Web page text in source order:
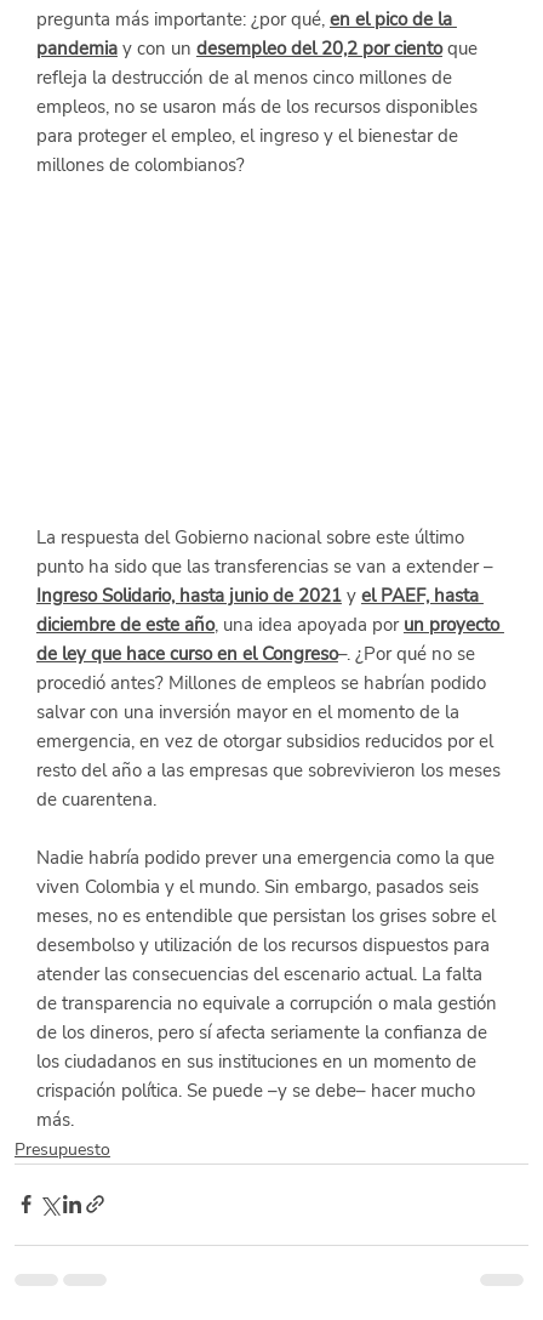
pregunta más importante: ¿por qué, en el pico de la
pandemia y con un desempleo del 20,2 por ciento que
refleja la destrucción de al menos cinco millones de
empleos, no se usaron más de los recursos disponibles
para proteger el empleo, el ingreso y el bienestar de
millones de colombianos?
La respuesta del Gobierno nacional sobre este último
punto ha sido que las transferencias se van a extender –
Ingreso Solidario, hasta junio de 2021 y el PAEF, hasta
diciembre de este año, una idea apoyada por un proyecto
de ley que hace curso en el Congreso–. ¿Por qué no se
procedió antes? Millones de empleos se habrían podido
salvar con una inversión mayor en el momento de la
emergencia, en vez de otorgar subsidios reducidos por el
resto del año a las empresas que sobrevivieron los meses
de cuarentena.
Nadie habría podido prever una emergencia como la que
viven Colombia y el mundo. Sin embargo, pasados seis
meses, no es entendible que persistan los grises sobre el
desembolso y utilización de los recursos dispuestos para
atender las consecuencias del escenario actual. La falta
de transparencia no equivale a corrupción o mala gestión
de los dineros, pero sí afecta seriamente la confianza de
los ciudadanos en sus instituciones en un momento de
crispación política. Se puede –y se debe– hacer mucho
más.
Presupuesto